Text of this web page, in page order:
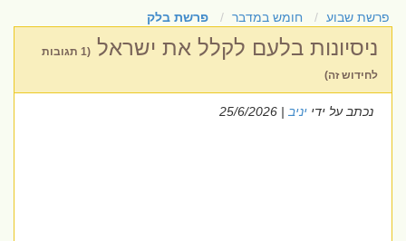
פרשת שבוע חומש במדבר פרשת בלק
ניסיונות בלעם לקלל את ישראל
(1 תגובות
לחידוש זה)
נכתב על ידייניב| 25/6/2026